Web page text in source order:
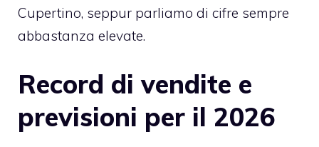
Cupertino, seppur parliamo di cifre sempre
abbastanza elevate.
Record di vendite e
previsioni per il 2026